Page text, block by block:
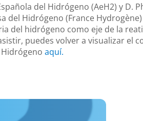
del Hidrógeno (AeH2) y D.
del Hidrógeno (France
del hidrógeno como eje de la
puedes volver a visualizar el
aquí.